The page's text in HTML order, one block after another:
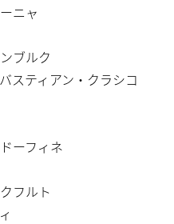
ニャ
ブルク
スティアン・クラシコ
ーフィネ
フルト